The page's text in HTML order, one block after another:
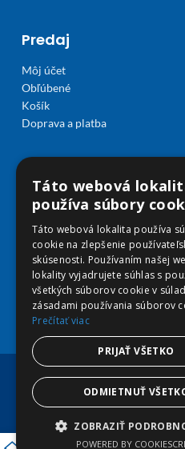
Predaj
Môj účet
Obľúbené
Košík
Doprava a platba
© Copyright 2026
Táto webová
používa súbory
Táto webová lokalita používa
cookie na zlepšenie
skúsenosti. Používaním našej
lokality vyjadrujete súhlas s
všetkých súborov cookie v
zásadami používania súborov
Prečítať viac
PRIJAŤ VŠETKO
ODMIETNUŤ
ZOBRAZIŤ
POWERED BY